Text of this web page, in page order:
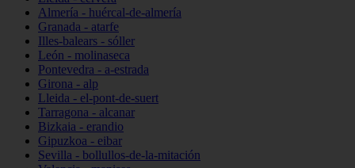
Almería - huércal-de-almería
Granada - atarfe
Illes-balears - sóller
León - molinaseca
Pontevedra - a-estrada
Girona - alp
Lleida - el-pont-de-suert
Tarragona - alcanar
Bizkaia - erandio
Gipuzkoa - eibar
Sevilla - bollullos-de-la-mitación